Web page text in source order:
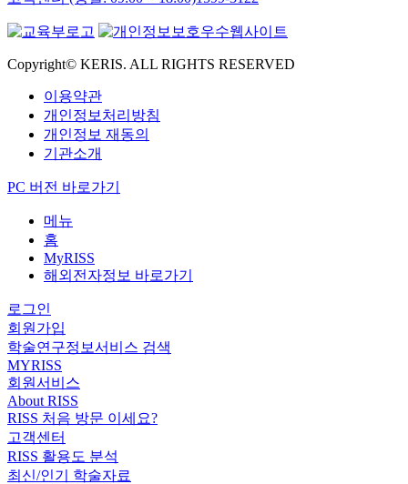
Copyright© KERIS. ALL RIGHTS RESERVED
이용약관
개인정보처리방침
개인정보 재동의
기관소개
PC 버전 바로가기
메뉴
홈
MyRISS
해외전자정보 바로가기
로그인
회원가입
학술연구정보서비스 검색
MYRISS
회원서비스
About RISS
RISS 처음 방문 이세요?
고객센터
RISS 활용도 분석
최신/인기 학술자료